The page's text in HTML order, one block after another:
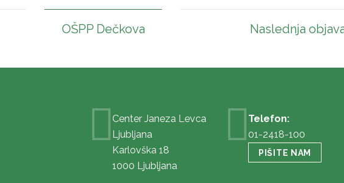
OŠPP Dečkova Naslednja
Center Janeza Levca
Ljubljana
Karlovška 18
1000 Ljubljana
Telefon:
01-2418-100
PIŠITE NAM